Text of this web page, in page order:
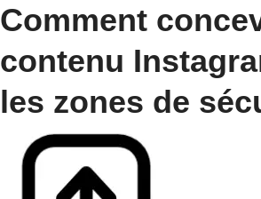
Comment
contenu
les zones de